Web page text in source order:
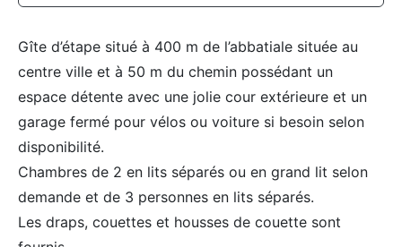
Gîte d’étape situé à 400 m de l’abbatiale située au
centre ville et à 50 m du chemin possédant un
espace détente avec une jolie cour extérieure et un
garage fermé pour vélos ou voiture si besoin selon
disponibilité.
Chambres de 2 en lits séparés ou en grand lit selon
demande et de 3 personnes en lits séparés.
Les draps, couettes et housses de couette sont